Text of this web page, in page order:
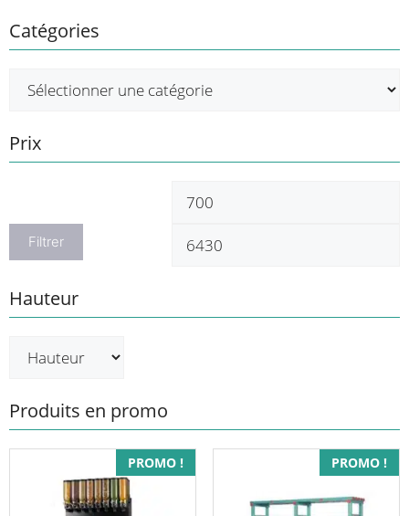
Catégories
Prix
Prix
Filtrer
Hauteur
Produits en promo
PROMO ! PROMO !